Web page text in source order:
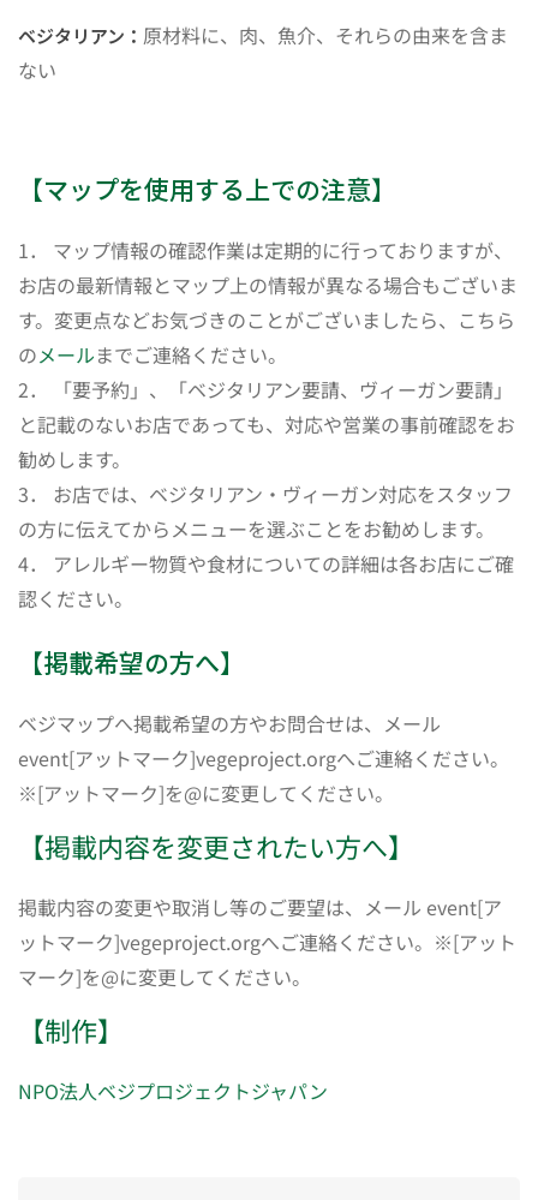
ベジタリアン： 原材料に、肉、魚介、それらの由来を含ま
ない
【マップを使用する上での注意】
1． マップ情報の確認作業は定期的に行っておりますが、
お店の最新情報とマップ上の情報が異なる場合もございま
す。変更点などお気づきのことがございましたら、こちら
のメールまでご連絡ください。
2． 「要予約」、「ベジタリアン要請、ヴィーガン要請」
と記載のないお店であっても、対応や営業の事前確認をお
勧めします。
3． お店では、ベジタリアン・ヴィーガン対応をスタッフ
の方に伝えてからメニューを選ぶことをお勧めします。
4． アレルギー物質や食材についての詳細は各お店にご確
認ください。
【掲載希望の方へ】
ベジマップへ掲載希望の方やお問合せは、メール
event[アットマーク]vegeproject.orgへご連絡ください。
※[アットマーク]を@に変更してください。
【掲載内容を変更されたい方へ】
掲載内容の変更や取消し等のご要望は、メール event[ア
ットマーク]vegeproject.orgへご連絡ください。※[アット
マーク]を@に変更してください。
【制作】
NPO法人ベジプロジェクトジャパン